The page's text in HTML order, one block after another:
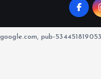
google.com, pub-